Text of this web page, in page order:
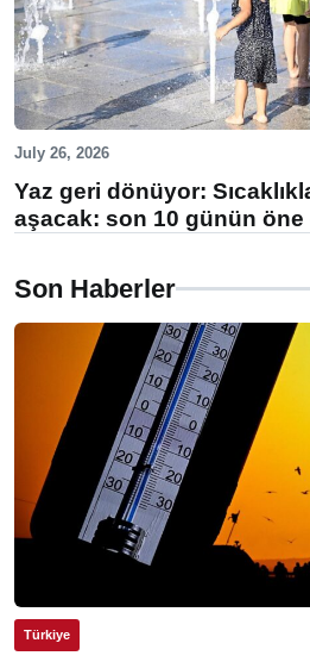
July 26, 2026
Yaz geri dönüyor:
aşacak: son 10 günün öne
Son Haberler
Türkiye